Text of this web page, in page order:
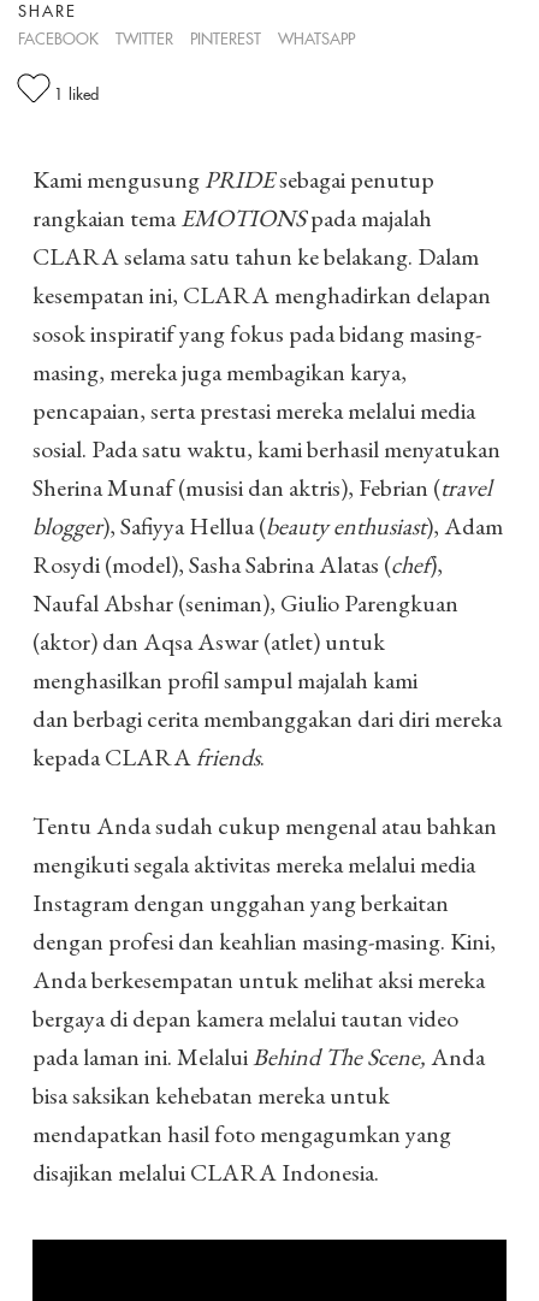
SHARE
FACEBOOK
TWITTER PINTEREST WHATSAPP
1 liked
Kami mengusungPRIDEsebagai penutup
rangkaian temaEMOTIONSpada majalah
CLARA selama satu tahun ke belakang. Dalam
kesempatan ini, CLARA menghadirkan delapan
sosok inspiratif yang fokus pada bidang masing-
masing, mereka juga membagikan karya,
pencapaian, serta prestasi mereka melalui media
sosial. Pada satu waktu, kami berhasil menyatukan
Sherina Munaf (musisi dan aktris), Febrian (travel
blogger), Safiyya Hellua (beauty enthusiast), Adam
Rosydi (model), Sasha Sabrina Alatas (chef),
Naufal Abshar (seniman), Giulio Parengkuan
(aktor) dan Aqsa Aswar (atlet) untuk
menghasilkan profil sampul majalah kami
dan berbagi cerita membanggakan dari diri mereka
kepada CLARAfriends.
Tentu Anda sudah cukup mengenal atau bahkan
mengikuti segala aktivitas mereka melalui media
Instagram dengan unggahan yang berkaitan
dengan profesi dan keahlian masing-masing. Kini,
Anda berkesempatan untuk melihat aksi mereka
bergaya di depan kamera melalui tautan video
pada laman ini. MelaluiBehind The Scene,Anda
bisa saksikan kehebatan mereka untuk
mendapatkan hasil foto mengagumkan yang
disajikan melalui CLARA Indonesia.